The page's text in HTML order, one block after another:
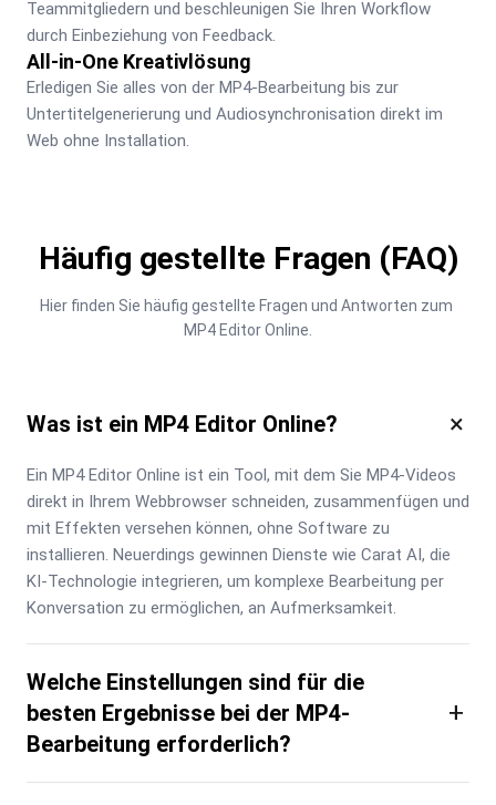
Teammitgliedern und beschleunigen Sie Ihren Workflow
durch Einbeziehung von Feedback.
All-in-One Kreativlösung
Erledigen Sie alles von der MP4-Bearbeitung bis zur
Untertitelgenerierung und Audiosynchronisation direkt im
Web ohne Installation.
Häufig gestellte Fragen (FAQ)
Hier finden Sie häufig gestellte Fragen und Antworten zum
MP4 Editor Online.
Was ist ein MP4 Editor Online? ×
Ein MP4 Editor Online ist ein Tool, mit dem Sie MP4-Videos
direkt in Ihrem Webbrowser schneiden, zusammenfügen und
mit Effekten versehen können, ohne Software zu
installieren. Neuerdings gewinnen Dienste wie Carat AI, die
KI-Technologie integrieren, um komplexe Bearbeitung per
Konversation zu ermöglichen, an Aufmerksamkeit.
Welche Einstellungen sind für die
besten Ergebnisse bei der MP4-
Bearbeitung erforderlich?
+